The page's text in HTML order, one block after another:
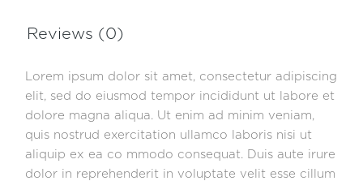
Reviews (0)
Lorem ipsum dolor sit amet, consectetur adipiscing
elit, sed do eiusmod tempor incididunt ut labore et
dolore magna aliqua. Ut enim ad minim veniam,
quis nostrud exercitation ullamco laboris nisi ut
aliquip ex ea co mmodo consequat. Duis aute irure
dolor in reprehenderit in voluptate velit esse cillum